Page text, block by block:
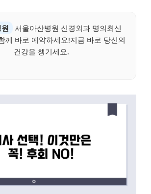
서울아산병원 신경외과 명의최신
께 바로 예약하세요!지금 바로 당신의
건강을 챙기세요.